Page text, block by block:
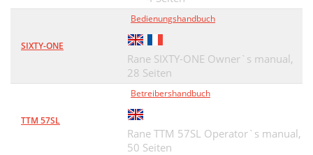
SIXTY-ONE
Bedienungshandbuch
Rane SIXTY-ONE Owner`s manual,
28 Seiten
TTM 57SL
Betreibershandbuch
Rane TTM 57SL Operator`s manual,
50 Seiten